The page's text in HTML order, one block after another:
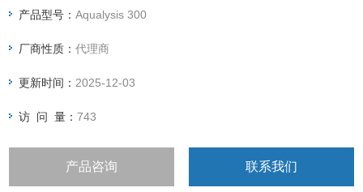
产品型号：Aqualysis 300
厂商性质：代理商
更新时间： 2025-12-03
访 问 量：743
产品咨询 联系我们